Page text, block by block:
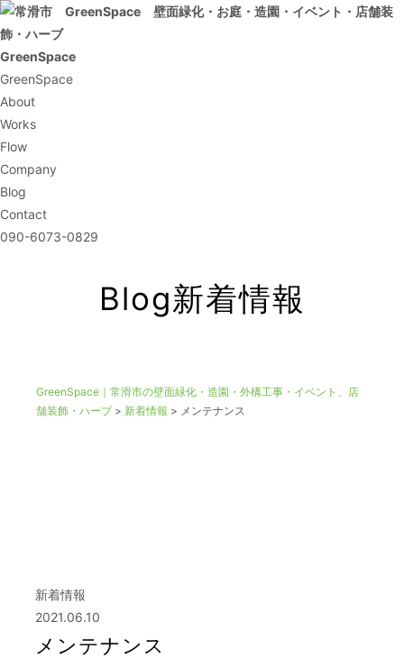
GreenSpace
GreenSpace
About
Works
Flow
Company
Blog
Contact
090-6073-0829
Blog新着情報
GreenSpace｜常滑市の壁面緑化・造園・外構工事・イベント、店
舗装飾・ハーブ > 新着情報 > メンテナンス
新着情報
2021.06.10
メンテナンス